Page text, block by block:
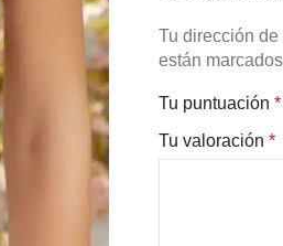
Tu dirección
están
Tu puntuación *
Tu valoración *